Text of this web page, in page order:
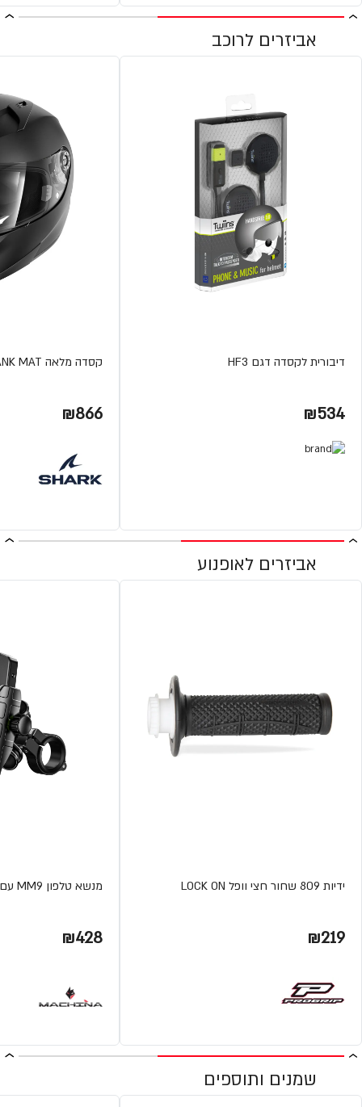
אביזרים לרוכב
דיבורית לקסדה דגם HF3
₪534
קסדה מלאה RIDILL BLANK MAT מבית SHARK
₪866
אביזרים לאופנוע
ידיות 809 שחור חצי וופל LOCK ON
₪219
מנשא טלפון MM9 עם טעינה אלחוטית וUSB מבית MACHINA
₪428
שמנים ותוספים